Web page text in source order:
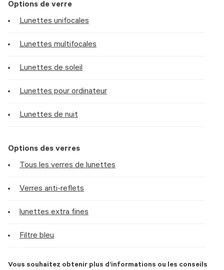
Options de verre
Lunettes unifocales
Lunettes multifocales
Lunettes de soleil
Lunettes pour ordinateur
Lunettes de nuit
Options des verres
Tous les verres de lunettes
Verres anti-reflets
lunettes extra fines
Filtre bleu
Vous souhaitez obtenir plus d’informations ou les conseils